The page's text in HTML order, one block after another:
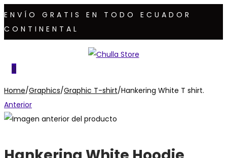
ENVÍO GRATIS EN TODO ECUADOR
CONTINENTAL
a
navegación
al
0
Home/Graphics/Graphic T-shirt/Hankering White T shirt.
Anterior